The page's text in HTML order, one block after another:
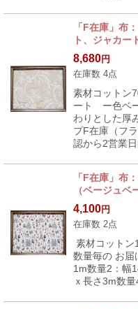
「F在庫」布
ト、ジャカー
8,680円
在庫数 4点
素材コットン
ート ー色ベ
わりとした厚
プF在庫（フ
認から2営業
「F在庫」布
（ベージュベ
4,100円
在庫数 2点
素材コットン
数量毎の お届
1m数量2：幅
ｘ長さ3m数